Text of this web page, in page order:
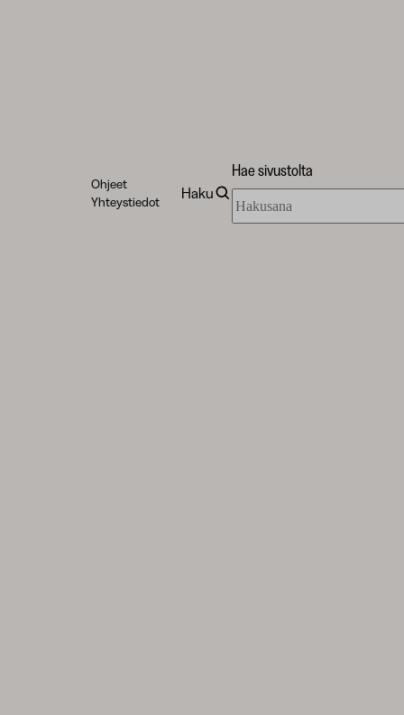
Ohjeet
Yhteystiedot
Haku
Hae sivustolta
sivustolta